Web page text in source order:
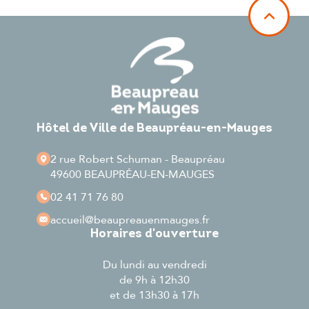
Hôtel de Ville de Beaupréau-en-Mauges
2 rue Robert Schuman - Beaupréau
49600 BEAUPRÉAU-EN-MAUGES
02 41 71 76 80
accueil@beaupreauenmauges.fr
Horaires d'ouverture
Du lundi au vendredi
de 9h à 12h30
et de 13h30 à 17h